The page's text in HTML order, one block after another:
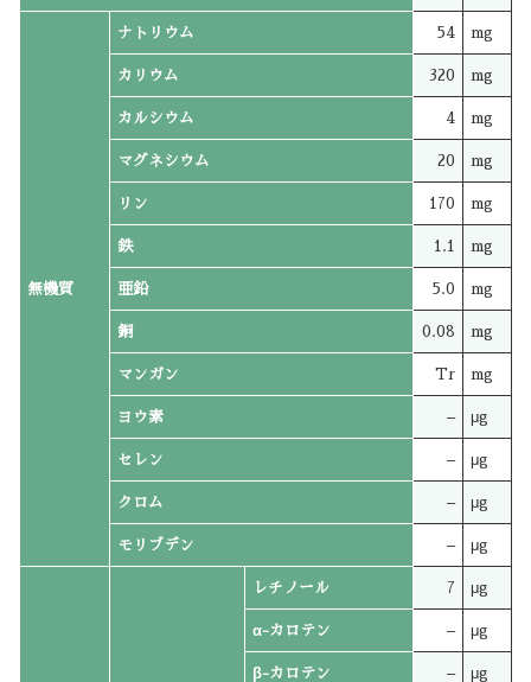
無機質
ナトリウム 54 mg
カリウム 320 mg
カルシウム 4 mg
マグネシウム 20 mg
リン 170 mg
鉄 1.1 mg
亜鉛 5.0 mg
銅 0.08 mg
マンガン Tr mg
ヨウ素 – μg
セレン – μg
クロム – μg
モリブデン – μg
レチノール 7 μg
α-カロテン – μg
β-カロテン – μg